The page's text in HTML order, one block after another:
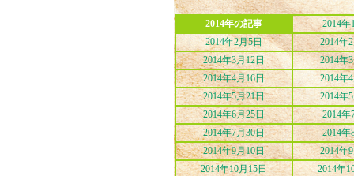
2014年の記事
2014年
2014年2月5日
2014年
2014年3月12日
2014年
2014年4月16日
2014年
2014年5月21日
2014年
2014年6月25日
2014年
2014年7月30日
2014年
2014年9月10日
2014年
2014年10月15日
2014年